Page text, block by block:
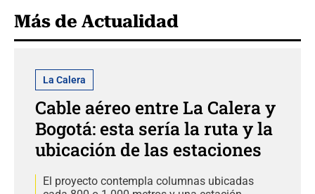
Más de Actualidad
La Calera
Cable aéreo entre La Calera y
Bogotá: esta sería la ruta y la
ubicación de las estaciones
El proyecto contempla columnas ubicadas